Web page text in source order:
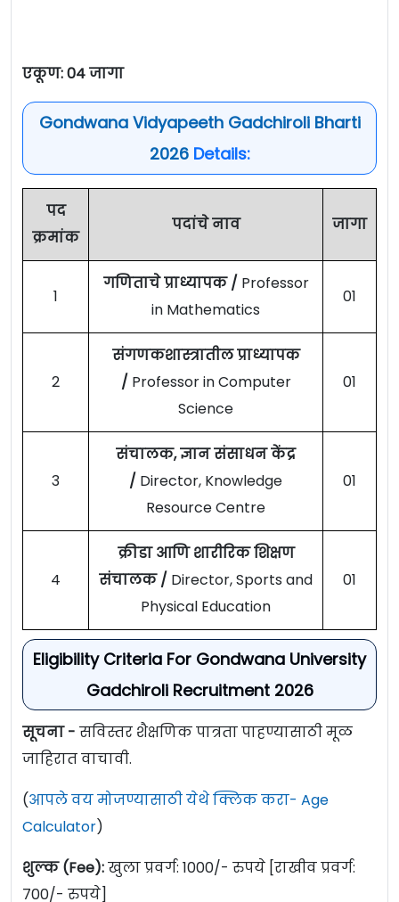
एकूण: 04 जागा
Gondwana Vidyapeeth Gadchiroli Bharti
2026Details:
पद
क्रमांक
पदांचे नाव जागा
1
गणिताचे प्राध्यापक / Professor
in Mathematics
01
2
संगणकशास्त्रातील प्राध्यापक
/ Professor in Computer
Science
01
3
संचालक, ज्ञान संसाधन केंद्र
/ Director, Knowledge
Resource Centre
01
4
क्रीडा आणि शारीरिक शिक्षण
संचालक / Director, Sports and
Physical Education
01
Eligibility Criteria For Gondwana University
Gadchiroli Recruitment 2026
सूचना - सविस्तर शैक्षणिक पात्रता पाहण्यासाठी मूळ
जाहिरात वाचावी.
(आपले वय मोजण्यासाठी येथे क्लिक करा- Age
Calculator)
शुल्क (Fee):खुला प्रवर्ग: 1000/- रुपये [राखीव प्रवर्ग:
700/- रुपये]